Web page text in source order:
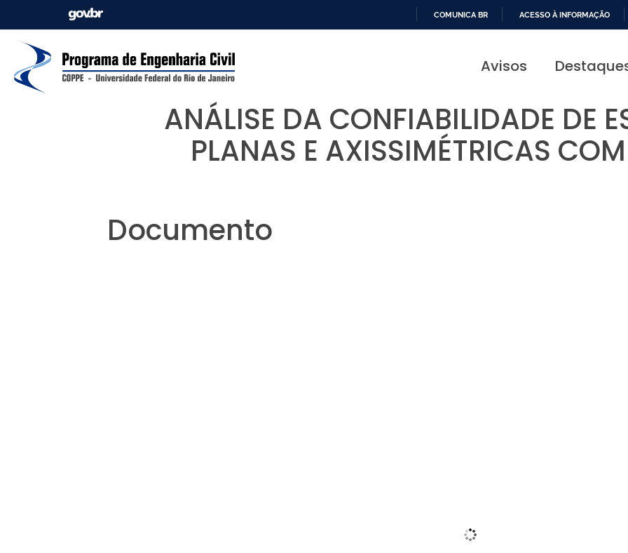
PARA
COMUNICA BR ACESSO À INFORMAÇÃO
Avisos
ANÁLISE DA CONFIABILIDADE DE
PLANAS E AXISSIMÉTRICAS
Documento